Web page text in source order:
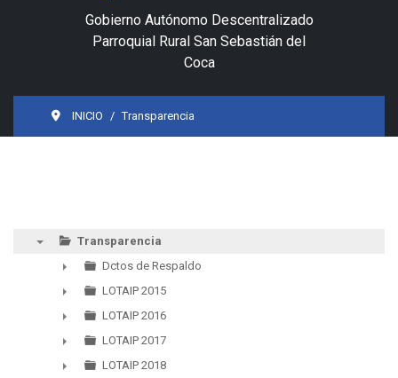
Gobierno Autónomo Descentralizado
Parroquial Rural San Sebastián del
Coca
INICIO Transparencia
Transparencia
►
Dctos de Respaldo
►
LOTAIP 2015
►
LOTAIP 2016
►
LOTAIP 2017
LOTAIP 2018